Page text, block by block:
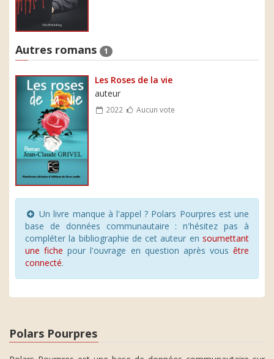
Autres romans 1
Les Roses de la vie
auteur
2022 Aucun vote
Un livre manque à l'appel ? Polars Pourpres est une
base de données communautaire : n'hésitez pas à
compléter la bibliographie de cet auteur en soumettant
une fiche pour l'ouvrage en question après vous être
connecté.
Polars Pourpres